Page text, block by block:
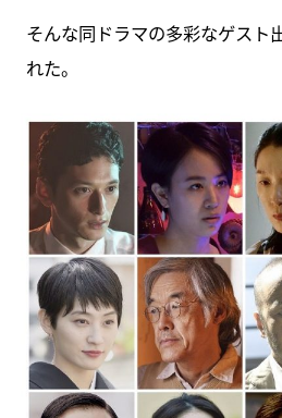
そんな同ドラマの多彩なゲスト
れた。